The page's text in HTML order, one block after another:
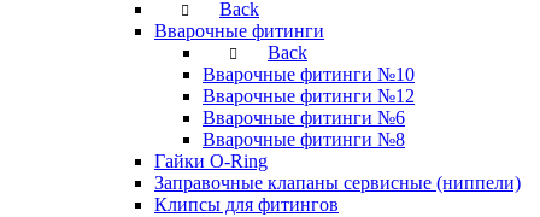
Back
Вварочные фитинги
Back
Вварочные фитинги №10
Вварочные фитинги №12
Вварочные фитинги №6
Вварочные фитинги №8
Гайки O-Ring
Заправочные клапаны сервисные (ниппели)
Клипсы для фитингов